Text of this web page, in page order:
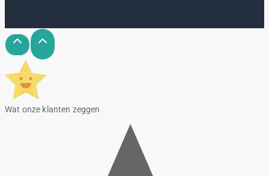
Wat onze klanten zeggen